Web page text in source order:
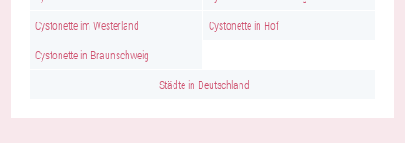
Cystonette im Westerland Cystonette in Hof
Cystonette in Braunschweig
Städte in Deutschland